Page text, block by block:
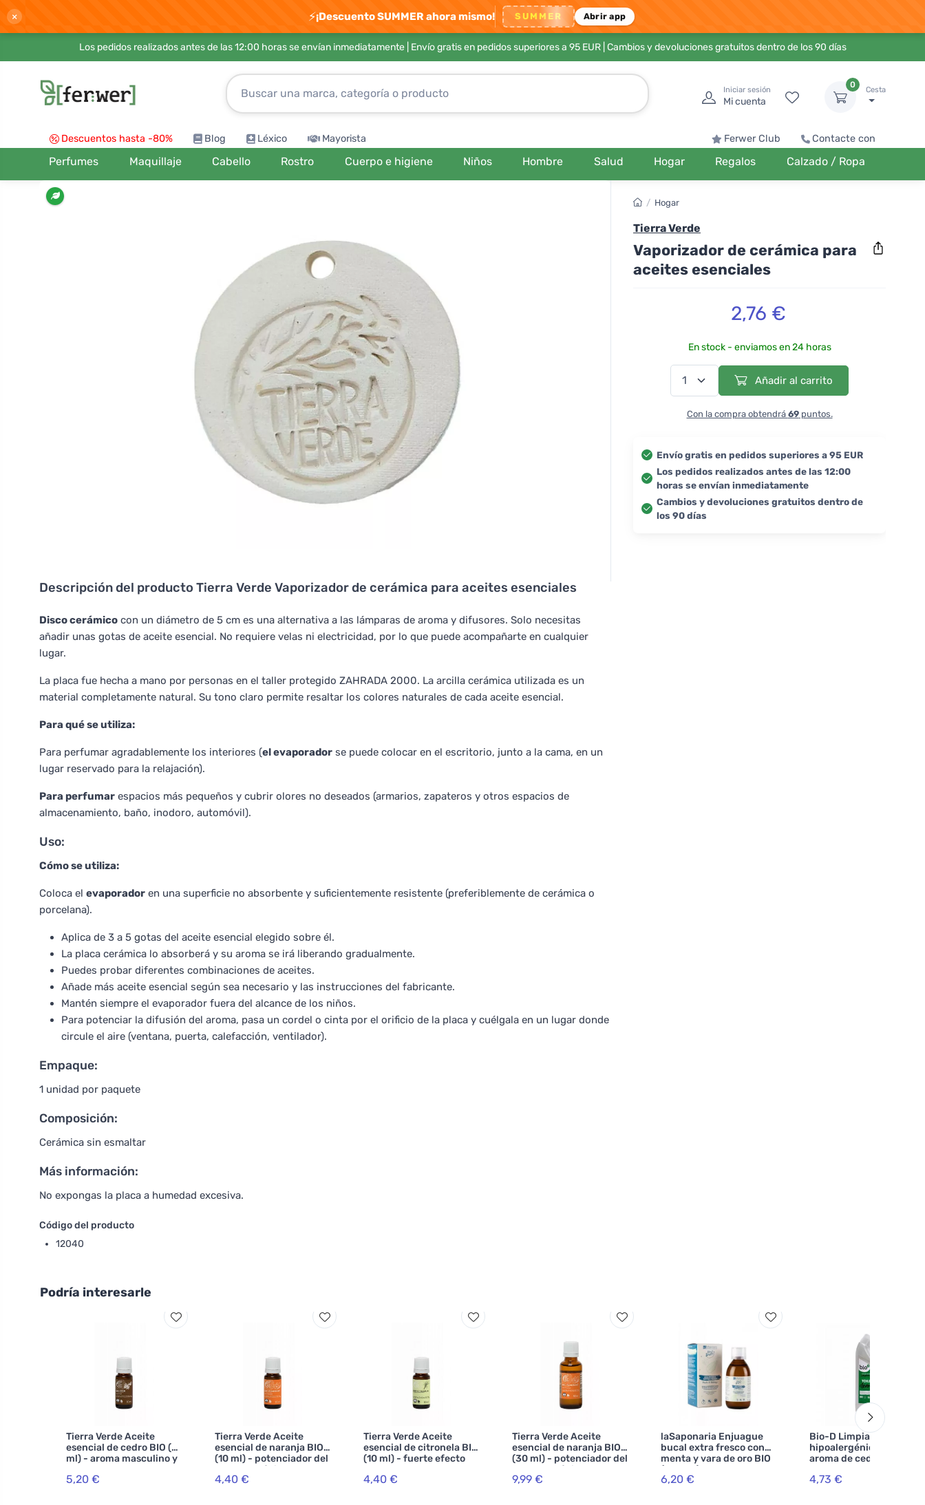
× ⚡¡Descuento SUMMER ahora mismo! SUMMER Abrir app
Los pedidos realizados antes de las 12:00 horas se envían inmediatamente | Envío gratis en pedidos superiores a 95 EUR| Cambios y devoluciones gratuitos dentro de los 90 días
Iniciar sesión
Mi cuenta
0
Cesta
Descuentos hasta -80% Blog Léxico Mayorista Ferwer Club Contacte con
Perfumes Maquillaje Cabello Rostro Cuerpo e higiene Niños Hombre Salud Hogar Regalos Calzado / Ropa
Descripción del producto Tierra Verde Vaporizador de cerámica para aceites esenciales
Disco cerámico con un diámetro de 5 cm es una alternativa a las lámparas de aroma y difusores. Solo necesitas
añadir unas gotas de aceite esencial. No requiere velas ni electricidad, por lo que puede acompañarte en cualquier
lugar.
La placa fue hecha a mano por personas en el taller protegido ZAHRADA 2000. La arcilla cerámica utilizada es un
material completamente natural. Su tono claro permite resaltar los colores naturales de cada aceite esencial.
Para qué se utiliza:
Para perfumar agradablemente los interiores (el evaporador se puede colocar en el escritorio, junto a la cama, en un
lugar reservado para la relajación).
Para perfumar espacios más pequeños y cubrir olores no deseados (armarios, zapateros y otros espacios de
almacenamiento, baño, inodoro, automóvil).
Uso:
Cómo se utiliza:
Coloca el evaporador en una superficie no absorbente y suficientemente resistente (preferiblemente de cerámica o
porcelana).
Aplica de 3 a 5 gotas del aceite esencial elegido sobre él.
La placa cerámica lo absorberá y su aroma se irá liberando gradualmente.
Puedes probar diferentes combinaciones de aceites.
Añade más aceite esencial según sea necesario y las instrucciones del fabricante.
Mantén siempre el evaporador fuera del alcance de los niños.
Para potenciar la difusión del aroma, pasa un cordel o cinta por el orificio de la placa y cuélgala en un lugar donde
circule el aire (ventana, puerta, calefacción, ventilador).
Empaque:
1 unidad por paquete
Composición:
Cerámica sin esmaltar
Más información:
No expongas la placa a humedad excesiva.
Código del producto
12040
/ Hogar
Tierra Verde
Vaporizador de cerámica para
aceites esenciales
2,76 €
En stock - enviamos en 24 horas
Añadir al carrito
Con la compra obtendrá 69puntos.
Envío gratis en pedidos superiores a 95 EUR
Los pedidos realizados antes de las 12:00
horas se envían inmediatamente
Cambios y devoluciones gratuitos dentro de
los 90 días
Podría interesarle
Tierra Verde Aceite
esencial de cedro BIO (10
ml) - aroma masculino y
5,20 €
Tierra Verde Aceite
esencial de naranja BIO
(10 ml) - potenciador del
estado de ánimo
4,40 €
Tierra Verde Aceite
esencial de citronela BIO
(10 ml) - fuerte efecto
4,40 €
Tierra Verde Aceite
esencial de naranja BIO
(30 ml) - potenciador del
estado de ánimo
9,99 €
laSaponaria Enjuague
bucal extra fresco con
menta y vara de oro BIO
(250 ml)
6,20 €
Bio-D Limpiador de WC
hipoalergénico con
aroma de cedro y pino
4,73 €